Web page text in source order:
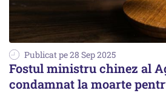
Publicat pe 28 Sep 2025
Fostul ministru chinez al
condamnat la moarte